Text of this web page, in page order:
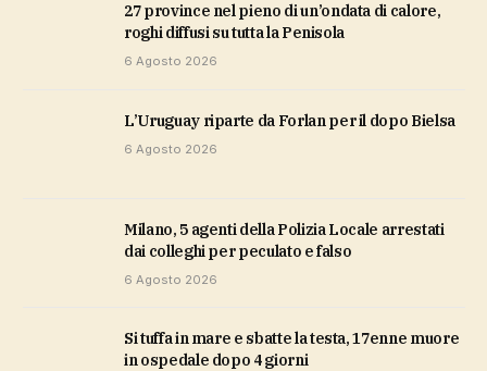
27 province nel pieno di un’ondata di calore,
roghi diffusi su tutta la Penisola
6 Agosto 2026
L’Uruguay riparte da Forlan per il dopo Bielsa
6 Agosto 2026
Milano, 5 agenti della Polizia Locale arrestati
dai colleghi per peculato e falso
6 Agosto 2026
Si tuffa in mare e sbatte la testa, 17enne muore
in ospedale dopo 4 giorni